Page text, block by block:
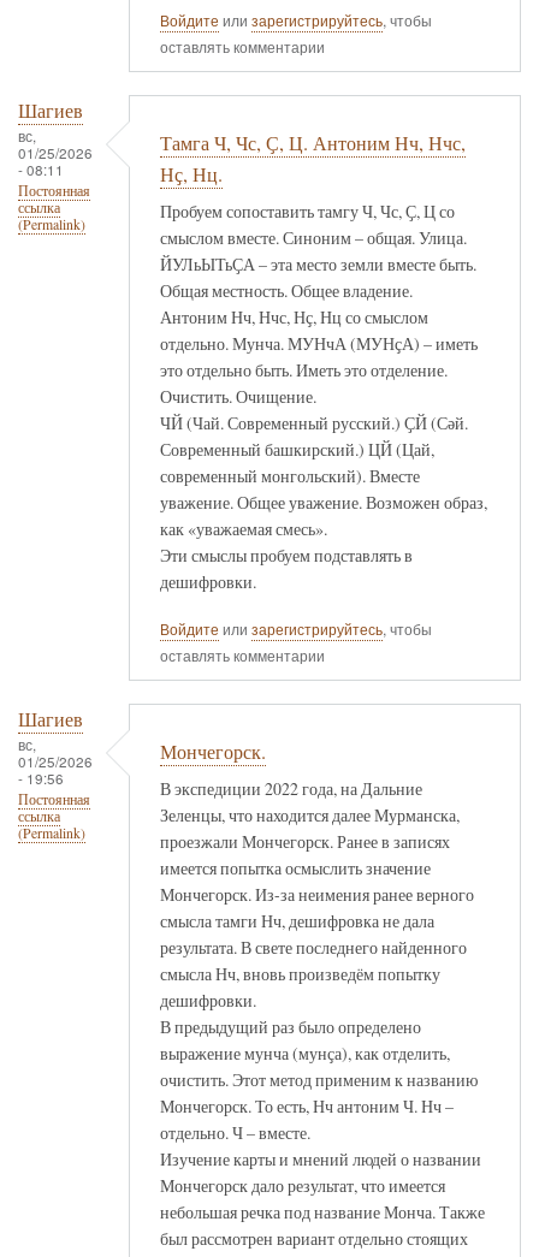
Войдите или зарегистрируйтесь, чтобы
оставлять комментарии
Шагиев
вс,
01/25/2026
- 08:11
Постоянная
ссылка
(Permalink)
Тамга Ч, Чс, Ҫ, Ц. Антоним Нч, Нчс,
Нҫ, Нц.
Пробуем сопоставить тамгу Ч, Чс, Ҫ, Ц со
смыслом вместе. Синоним – общая. Улица.
ЙУЛьЫТьҪА – эта место земли вместе быть.
Общая местность. Общее владение.
Антоним Нч, Нчс, Нҫ, Нц со смыслом
отдельно. Мунча. МУНчА (МУНҫА) – иметь
это отдельно быть. Иметь это отделение.
Очистить. Очищение.
ЧЙ (Чай. Современный русский.) ҪЙ (Сәй.
Современный башкирский.) ЦЙ (Цай,
современный монгольский). Вместе
уважение. Общее уважение. Возможен образ,
как «уважаемая смесь».
Эти смыслы пробуем подставлять в
дешифровки.
Войдите или зарегистрируйтесь, чтобы
оставлять комментарии
Шагиев
вс,
01/25/2026
- 19:56
Постоянная
ссылка
(Permalink)
Мончегорск.
В экспедиции 2022 года, на Дальние
Зеленцы, что находится далее Мурманска,
проезжали Мончегорск. Ранее в записях
имеется попытка осмыслить значение
Мончегорск. Из-за неимения ранее верного
смысла тамги Нч, дешифровка не дала
результата. В свете последнего найденного
смысла Нч, вновь произведём попытку
дешифровки.
В предыдущий раз было определено
выражение мунча (мунҫа), как отделить,
очистить. Этот метод применим к названию
Мончегорск. То есть, Нч антоним Ч. Нч –
отдельно. Ч – вместе.
Изучение карты и мнений людей о названии
Мончегорск дало результат, что имеется
небольшая речка под название Монча. Также
был рассмотрен вариант отдельно стоящих